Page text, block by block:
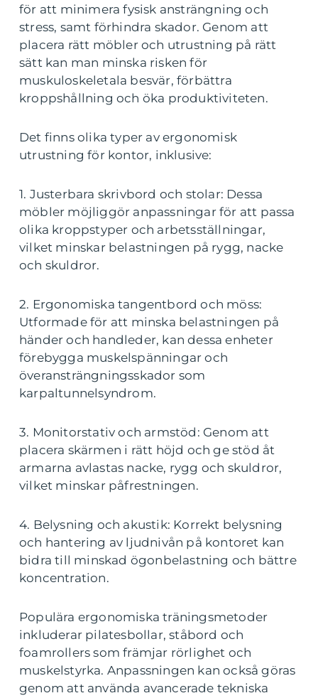
för att minimera fysisk ansträngning och
stress, samt förhindra skador. Genom att
placera rätt möbler och utrustning på rätt
sätt kan man minska risken för
muskuloskeletala besvär, förbättra
kroppshållning och öka produktiviteten.
Det finns olika typer av ergonomisk
utrustning för kontor, inklusive:
1. Justerbara skrivbord och stolar: Dessa
möbler möjliggör anpassningar för att passa
olika kroppstyper och arbetsställningar,
vilket minskar belastningen på rygg, nacke
och skuldror.
2. Ergonomiska tangentbord och möss:
Utformade för att minska belastningen på
händer och handleder, kan dessa enheter
förebygga muskelspänningar och
överansträngningsskador som
karpaltunnelsyndrom.
3. Monitorstativ och armstöd: Genom att
placera skärmen i rätt höjd och ge stöd åt
armarna avlastas nacke, rygg och skuldror,
vilket minskar påfrestningen.
4. Belysning och akustik: Korrekt belysning
och hantering av ljudnivån på kontoret kan
bidra till minskad ögonbelastning och bättre
koncentration.
Populära ergonomiska träningsmetoder
inkluderar pilatesbollar, ståbord och
foamrollers som främjar rörlighet och
muskelstyrka. Anpassningen kan också göras
genom att använda avancerade tekniska